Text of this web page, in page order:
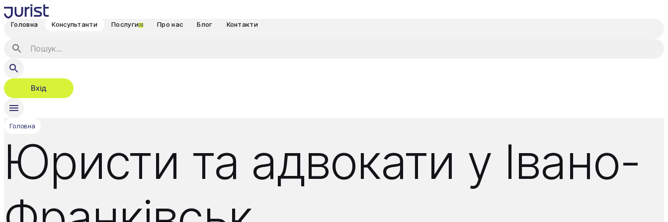
Головна Консультанти Послуги38 Про нас Блог Контакти
Вхід
Головна
Юристи та адвокати у Івано-